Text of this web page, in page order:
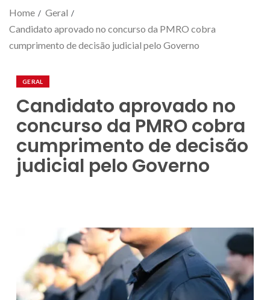
Home
Geral
Candidato aprovado no concurso da PMRO cobra
cumprimento de decisão judicial pelo Governo
GERAL
Candidato aprovado no
concurso da PMRO cobra
cumprimento de decisão
judicial pelo Governo